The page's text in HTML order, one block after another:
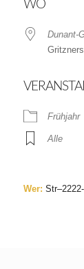
WO
Dunant-
Frühjahr
Alle
Wer: Str–